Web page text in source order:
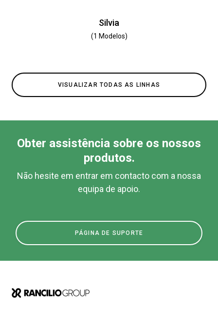
Silvia
(1 Modelos)
VISUALIZAR TODAS AS LINHAS
Obter assistência sobre os nossos
produtos.
Não hesite em entrar em contacto com a nossa
equipa de apoio.
PÁGINA DE SUPORTE